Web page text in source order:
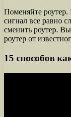
Поменяйте роутер.
сигнал все равно
сменить роутер.
роутер от
15 способов